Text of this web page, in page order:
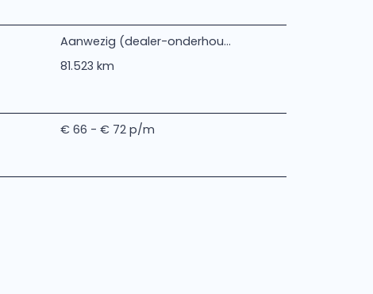
Aanwezig (dealer-onderhou...
81.523 km
€ 66 - € 72 p/m